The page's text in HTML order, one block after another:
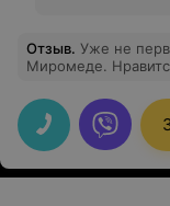
Отзыв. Уже не
Миромеде.
подкупают)))